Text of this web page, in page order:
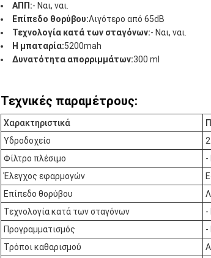
ΑΠΠ:- Ναι, ναι.
Επίπεδο θορύβου:Λιγότερο από 65dB
Τεχνολογία κατά των σταγόνων:- Ναι, ναι.
Η μπαταρία:5200mah
Δυνατότητα απορριμμάτων:300 ml
Τεχνικές παραμέτρους:
Χαρακτηριστικά
Υδροδοχείο
Φίλτρο πλέσιμο
-
Έλεγχος εφαρμογών
Επίπεδο θορύβου
Τεχνολογία κατά των σταγόνων
-
Προγραμματισμός
-
Τρόποι καθαρισμού